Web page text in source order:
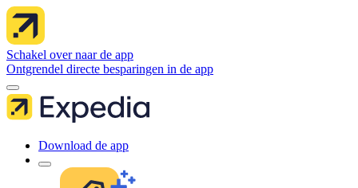
Schakel over naar de app
Ontgrendel directe besparingen in de app
Download de app